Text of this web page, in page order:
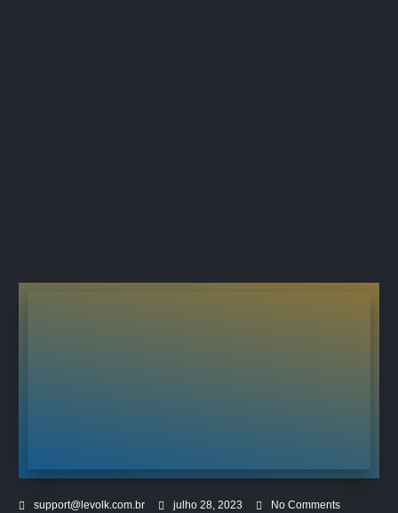
support@levolk.com.br julho 28, 2023 No Comments